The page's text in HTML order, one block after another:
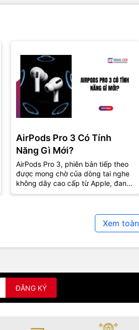
AirPods Pro 3 Có Tính
Năng Gì Mới?
AirPods Pro 3, phiên bản tiếp theo
được mong chờ của dòng tai nghe
không dây cao cấp từ Apple, đang
thu hút sự quan tâm lớn từ cộng
Xem
ĐĂNG KÝ